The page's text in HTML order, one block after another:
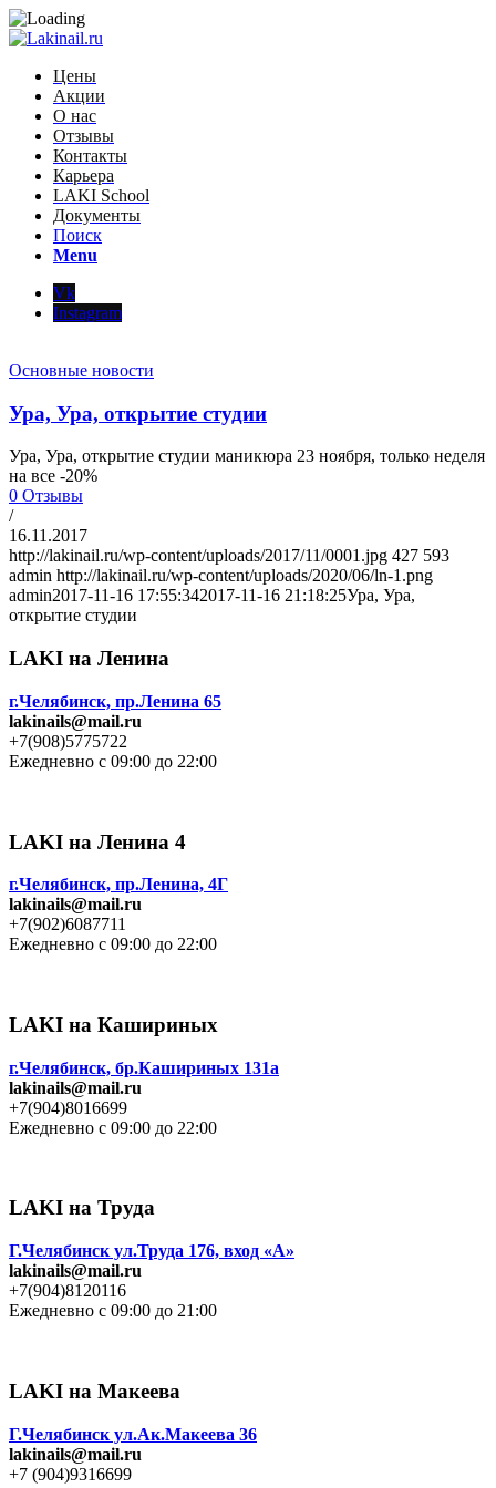
Цены
Акции
О нас
Отзывы
Контакты
Карьера
LAKI School
Документы
Поиск
Menu
Vk
Instagram
Основные новости
Ура, Ура, открытие студии
Ура, Ура, открытие студии маникюра 23 ноября, только неделя
на все -20%
0 Отзывы
/
16.11.2017
http://lakinail.ru/wp-content/uploads/2017/11/0001.jpg 427 593
admin http://lakinail.ru/wp-content/uploads/2020/06/ln-1.png
admin2017-11-16 17:55:342017-11-16 21:18:25Ура, Ура,
открытие студии
LAKI на Ленина
г.Челябинск, пр.Ленина 65
lakinails@mail.ru
+7(908)5775722
Ежедневно с 09:00 до 22:00
LAKI на Ленина 4
г.Челябинск, пр.Ленина, 4Г
lakinails@mail.ru
+7(902)6087711
Ежедневно с 09:00 до 22:00
LAKI на Кашириных
г.Челябинск, бр.Кашириных 131а
lakinails@mail.ru
+7(904)8016699
Ежедневно с 09:00 до 22:00
LAKI на Труда
Г.Челябинск ул.Труда 176, вход «А»
lakinails@mail.ru
+7(904)8120116
Ежедневно с 09:00 до 21:00
LAKI на Макеева
Г.Челябинск ул.Ак.Макеева 36
lakinails@mail.ru
+7 (904)9316699